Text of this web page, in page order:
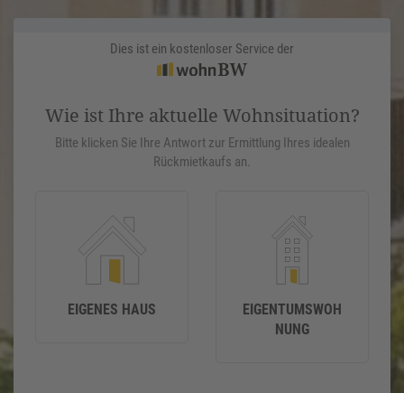
Dies ist ein kostenloser Service der
Wie ist Ihre aktuelle Wohnsituation?
Bitte klicken Sie Ihre Antwort zur Ermittlung Ihres idealen
Rückmietkaufs an.
EIGENES HAUS
EIGENTUMSWOH
NUNG